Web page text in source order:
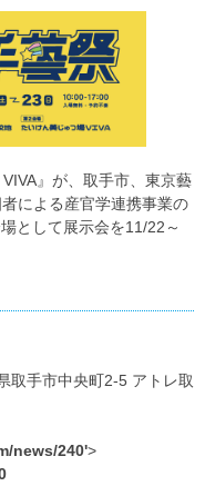
』が、取手市、東京藝
による産官学連携事業の
として展示会を11/22～
取手市中央町2-5 アトレ取
news/240'>